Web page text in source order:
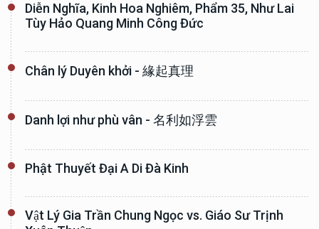
Diễn Nghĩa, Kinh Hoa Nghiêm, Phẩm 35, Như Lai
Tùy Hảo Quang Minh Công Đức
Chân lý Duyên khởi - 緣起真理
Danh lợi như phù vân - 名利如浮雲
Phật Thuyết Đại A Di Đà Kinh
Vật Lý Gia Trần Chung Ngọc vs. Giáo Sư Trịnh